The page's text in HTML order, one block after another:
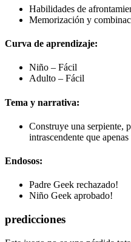
Habilidades de
Memorización y
Curva de aprendizaje:
Niño – Fácil
Adulto – Fácil
Tema y narrativa:
Construye una serpiente,
intrascendente que
Endosos:
Padre Geek rechazado!
Niño Geek aprobado!
predicciones